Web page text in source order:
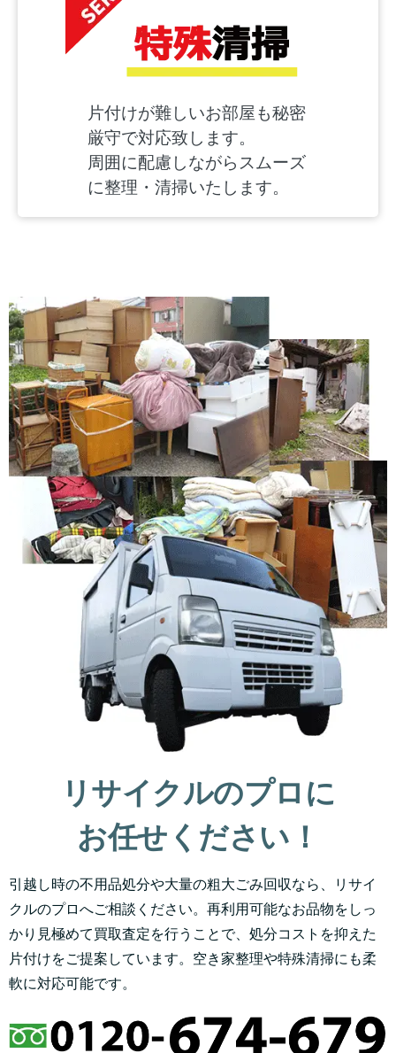
片付けが難しいお部屋も秘密
厳守で対応致します。
周囲に配慮しながらスムーズ
に整理・清掃いたします。
リサイクルのプロに
お任せください！
引越し時の不用品処分や大量の粗大ごみ回収なら、リサイ
クルのプロへご相談ください。再利用可能なお品物をしっ
かり見極めて買取査定を行うことで、処分コストを抑えた
片付けをご提案しています。空き家整理や特殊清掃にも柔
軟に対応可能です。